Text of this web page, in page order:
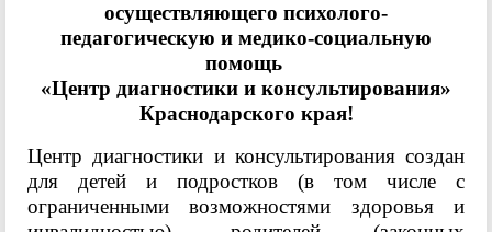
осуществляющего психолого-
педагогическую и медико-социальную
помощь
«Центр диагностики и консультирования»
Краснодарского края!
Центр диагностики и консультирования создан
для детей и подростков (в том числе с
ограниченными возможностями здоровья и